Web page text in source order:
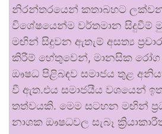
නිරන්තරයෙන් කතාබහට ලක්වන
විශේෂයෙන්ම වර්තමාන සිදුවීම්
මඟින් සිදුවන ඇතැම් අසත්‍ය
කිරීම් හේතුවෙන්, මානසික රෝග
ඖෂධ පිළිබඳව සමාජය තුළ
වී ඇත.එය සමාජයීය වශයෙන්
තත්වයකි. මෙම සටහන මඟින්
නාශක ඖෂධවල සැබෑ